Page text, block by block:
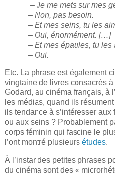
– Je me mets sur mes
– Non, pas besoin.
– Et mes seins, tu les
– Oui, énormément. […]
– Et mes épaules, tu les
– Oui.
Etc. La phrase est également
vingtaine de livres consacrés
Godard, au cinéma français, à
les médias, quand ils
ils tendance à s’intéresser aux
ou aux seins ? Probablement
corps féminin qui fascine le
l’ont montré plusieurs études.
À l’instar des petites phrases
du cinéma sont des «